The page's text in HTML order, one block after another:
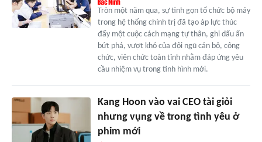
Tròn một năm qua, sự tinh gọn tổ chức bộ máy
trong hệ thống chính trị đã tạo áp lực thúc
đẩy một cuộc cách mạng tự thân, ghi dấu ấn
bứt phá, vượt khó của đội ngũ cán bộ, công
chức, viên chức toàn tỉnh nhằm đáp ứng yêu
cầu nhiệm vụ trong tình hình mới.
Kang Hoon vào vai CEO tài giỏi
nhưng vụng về trong tình yêu ở
phim mới